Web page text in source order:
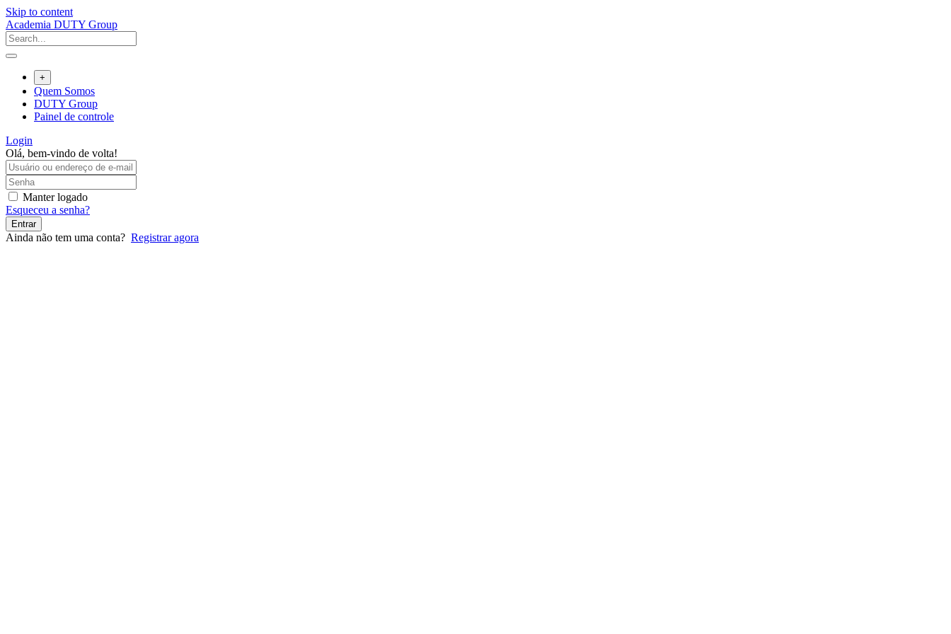
Skip to content
Academia DUTY Group
+
Quem Somos
DUTY Group
Painel de controle
Login
Olá, bem-vindo de volta!
Manter logado
Esqueceu a senha?
Entrar
Ainda não tem uma conta? Registrar agora